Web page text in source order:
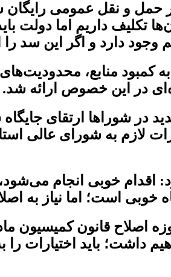
و نقل عمومی رایگان
داریم اما دولت
دارد و اگر این سد را
در این خصوص ارائه شد.
در شوراها ارتقای
لازم به شورای عالی
اقدام خوبی انجام
خوبی است؛ اما نیاز به
باید اختیارات را